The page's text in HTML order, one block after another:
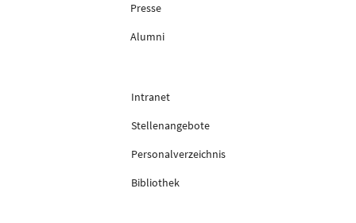
Presse
Alumni
Intranet
Stellenangebote
Personalverzeichnis
Bibliothek